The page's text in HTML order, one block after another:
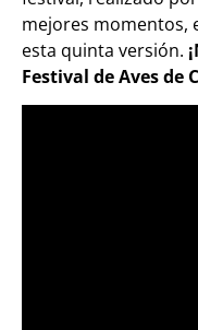
mejores momentos,
esta quinta versión.
Festival de Aves de